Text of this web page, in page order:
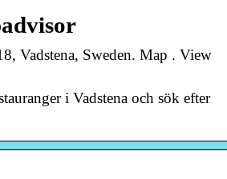
Vadstena, Sweden. Map . View
i Vadstena och sök efter